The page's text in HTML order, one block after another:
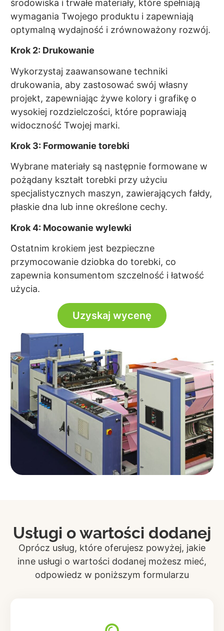
środowiska i trwałe materiały, które spełniają
wymagania Twojego produktu i zapewniają
optymalną wydajność i zrównoważony rozwój.
Krok 2: Drukowanie
Wykorzystaj zaawansowane techniki
drukowania, aby zastosować swój własny
projekt, zapewniając żywe kolory i grafikę o
wysokiej rozdzielczości, które poprawiają
widoczność Twojej marki.
Krok 3: Formowanie torebki
Wybrane materiały są następnie formowane w
pożądany kształt torebki przy użyciu
specjalistycznych maszyn, zawierających fałdy,
płaskie dna lub inne określone cechy.
Krok 4: Mocowanie wylewki
Ostatnim krokiem jest bezpieczne
przymocowanie dziobka do torebki, co
zapewnia konsumentom szczelność i łatwość
użycia.
Uzyskaj wycenę
Usługi o wartości dodanej
Oprócz usług, które oferujesz powyżej, jakie
inne usługi o wartości dodanej możesz mieć,
odpowiedz w poniższym formularzu